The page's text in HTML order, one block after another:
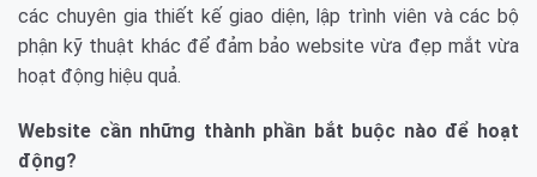
các chuyên gia thiết kế giao diện, lập trình viên và các bộ
phận kỹ thuật khác để đảm bảo website vừa đẹp mắt vừa
hoạt động hiệu quả.
Website cần những thành phần bắt buộc nào để hoạt
động?